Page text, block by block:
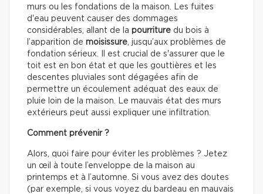
murs ou les fondations de la maison. Les fuites
d'eau peuvent causer des dommages
considérables, allant de la pourriture du bois à
l’apparition de moisissure, jusqu’aux problèmes de
fondation sérieux. Il est crucial de s'assurer que le
toit est en bon état et que les gouttières et les
descentes pluviales sont dégagées afin de
permettre un écoulement adéquat des eaux de
pluie loin de la maison. Le mauvais état des murs
extérieurs peut aussi expliquer une infiltration.
Comment prévenir ?
Alors, quoi faire pour éviter les problèmes ? Jetez
un œil à toute l’enveloppe de la maison au
printemps et à l’automne. Si vous avez des doutes
(par exemple, si vous voyez du bardeau en mauvais